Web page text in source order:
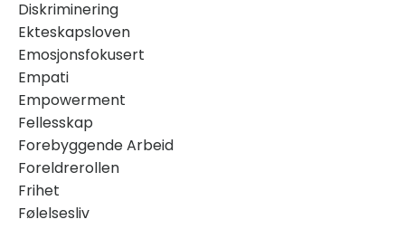
Diskriminering
Ekteskapsloven
Emosjonsfokusert
Empati
Empowerment
Fellesskap
Forebyggende Arbeid
Foreldrerollen
Frihet
Følelsesliv